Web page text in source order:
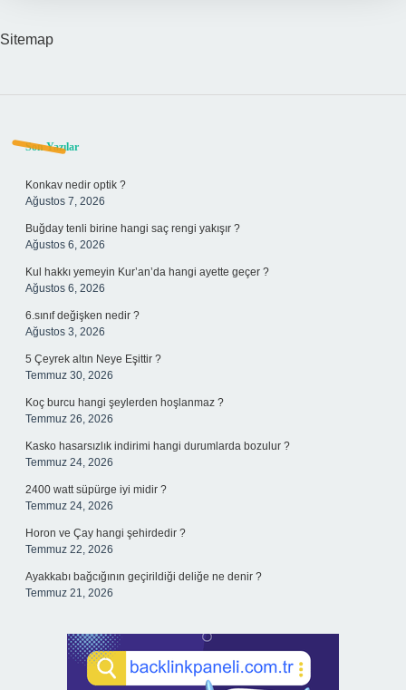
Sitemap
Sidebar
Son Yazılar
Konkav nedir optik ?
Ağustos 7, 2026
Buğday tenli birine hangi saç rengi yakışır ?
Ağustos 6, 2026
Kul hakkı yemeyin Kur’an’da hangi ayette geçer ?
Ağustos 6, 2026
6.sınıf değişken nedir ?
Ağustos 3, 2026
5 Çeyrek altın Neye Eşittir ?
Temmuz 30, 2026
Koç burcu hangi şeylerden hoşlanmaz ?
Temmuz 26, 2026
Kasko hasarsızlık indirimi hangi durumlarda bozulur ?
Temmuz 24, 2026
2400 watt süpürge iyi midir ?
Temmuz 24, 2026
Horon ve Çay hangi şehirdedir ?
Temmuz 22, 2026
Ayakkabı bağcığının geçirildiği deliğe ne denir ?
Temmuz 21, 2026